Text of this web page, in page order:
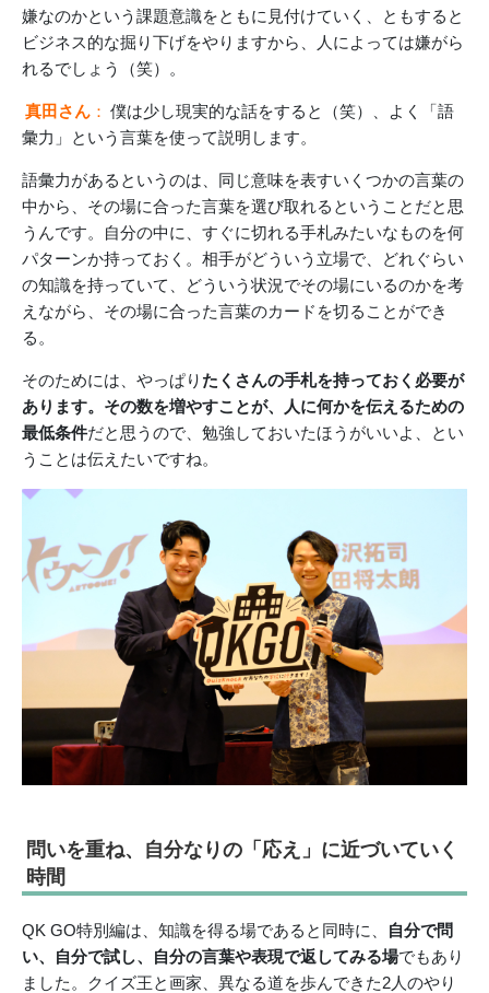
嫌なのかという課題意識をともに見付けていく、ともすると
ビジネス的な掘り下げをやりますから、人によっては嫌がら
れるでしょう（笑）。
真田さん ： 僕は少し現実的な話をすると（笑）、よく「語
彙力」という言葉を使って説明します。
語彙力があるというのは、同じ意味を表すいくつかの言葉の
中から、その場に合った言葉を選び取れるということだと思
うんです。自分の中に、すぐに切れる手札みたいなものを何
パターンか持っておく。相手がどういう立場で、どれぐらい
の知識を持っていて、どういう状況でその場にいるのかを考
えながら、その場に合った言葉のカードを切ることができ
る。
そのためには、やっぱり たくさんの手札を持っておく必要が
あります。その数を増やすことが、人に何かを伝えるための
最低条件だと思うので、勉強しておいたほうがいいよ、とい
うことは伝えたいですね。
問いを重ね、自分なりの「応え」に近づいていく
時間
QK GO特別編は、知識を得る場であると同時に、
自分で問
い、自分で試し、自分の言葉や表現で返してみる場でもあり
ました。クイズ王と画家、異なる道を歩んできた2人のやり